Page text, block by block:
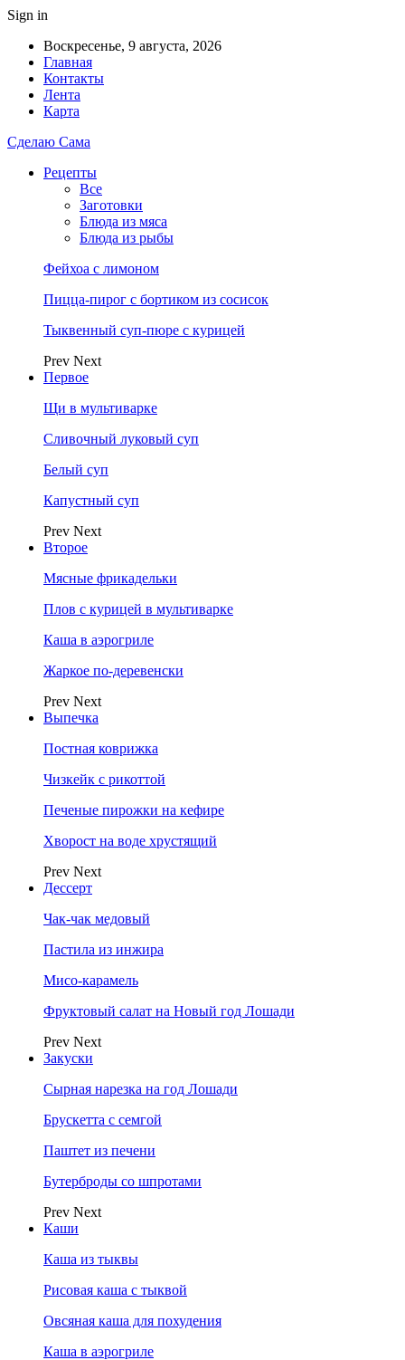
Sign in
Воскресенье, 9 августа, 2026
Главная
Контакты
Лента
Карта
Сделаю Сама
Рецепты
Все
Заготовки
Блюда из мяса
Блюда из рыбы
Фейхоа с лимоном
Пицца-пирог с бортиком из сосисок
Тыквенный суп-пюре с курицей
Prev Next
Первое
Щи в мультиварке
Сливочный луковый суп
Белый суп
Капустный суп
Prev Next
Второе
Мясные фрикадельки
Плов с курицей в мультиварке
Каша в аэрогриле
Жаркое по-деревенски
Prev Next
Выпечка
Постная коврижка
Чизкейк с рикоттой
Печеные пирожки на кефире
Хворост на воде хрустящий
Prev Next
Дессерт
Чак-чак медовый
Пастила из инжира
Мисо-карамель
Фруктовый салат на Новый год Лошади
Prev Next
Закуски
Сырная нарезка на год Лошади
Брускетта с семгой
Паштет из печени
Бутерброды со шпротами
Prev Next
Каши
Каша из тыквы
Рисовая каша с тыквой
Овсяная каша для похудения
Каша в аэрогриле